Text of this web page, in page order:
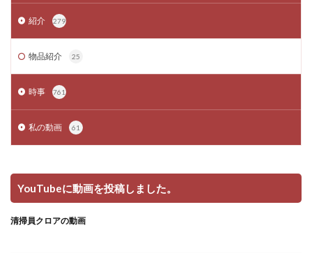
紹介 279
物品紹介 25
時事 761
私の動画 61
YouTubeに動画を投稿しました。
清掃員クロアの動画